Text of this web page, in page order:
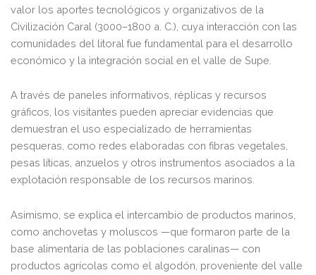
valor los aportes tecnológicos y organizativos de la
Civilización Caral (3000–1800 a. C.), cuya interacción con las
comunidades del litoral fue fundamental para el desarrollo
económico y la integración social en el valle de Supe.
A través de paneles informativos, réplicas y recursos
gráficos, los visitantes pueden apreciar evidencias que
demuestran el uso especializado de herramientas
pesqueras, como redes elaboradas con fibras vegetales,
pesas líticas, anzuelos y otros instrumentos asociados a la
explotación responsable de los recursos marinos.
Asimismo, se explica el intercambio de productos marinos,
como anchovetas y moluscos —que formaron parte de la
base alimentaria de las poblaciones caralinas— con
productos agrícolas como el algodón, proveniente del valle